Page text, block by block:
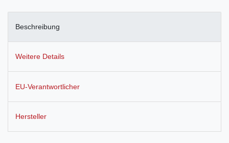
Beschreibung
Weitere Details
EU-Verantwortlicher
Hersteller